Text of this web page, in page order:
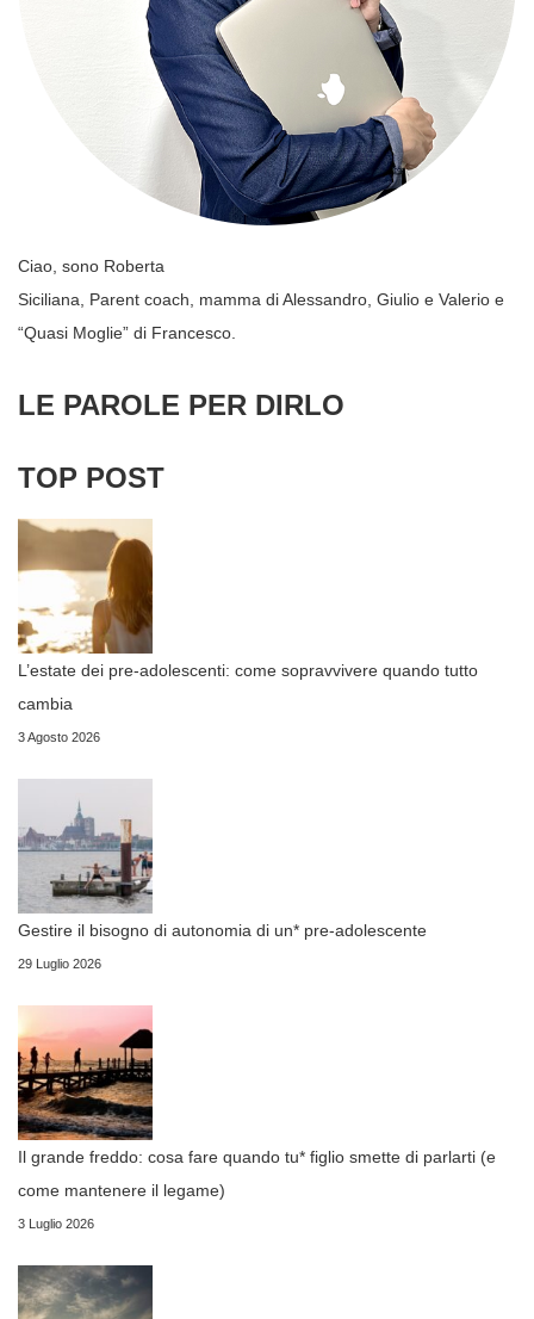
Ciao, sono Roberta
Siciliana, Parent coach, mamma di Alessandro, Giulio e Valerio e
“Quasi Moglie” di Francesco.
LE PAROLE PER DIRLO
TOP POST
L’estate dei pre-adolescenti: come sopravvivere quando tutto
cambia
3 Agosto 2026
Gestire il bisogno di autonomia di un* pre-adolescente
29 Luglio 2026
Il grande freddo: cosa fare quando tu* figlio smette di parlarti (e
come mantenere il legame)
3 Luglio 2026